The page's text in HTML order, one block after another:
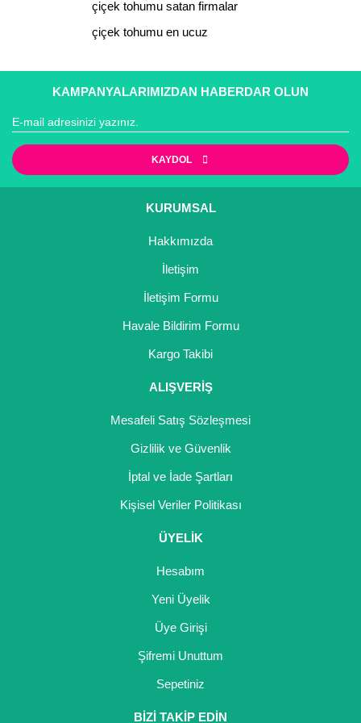
çiçek tohumu satan firmalar
çiçek tohumu en ucuz
KAMPANYALARIMIZDAN HABERDAR OLUN
KAYDOL
KURUMSAL
Hakkımızda
İletişim
İletişim Formu
Havale Bildirim Formu
Kargo Takibi
ALIŞVERİŞ
Mesafeli Satış Sözleşmesi
Gizlilik ve Güvenlik
İptal ve İade Şartları
Kişisel Veriler Politikası
ÜYELİK
Hesabım
Yeni Üyelik
Üye Girişi
Şifremi Unuttum
Sepetiniz
BİZİ TAKİP EDİN